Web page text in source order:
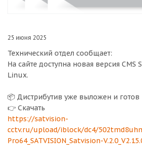
25 июня 2025
Технический отдел сообщает:
На сайте доступна новая версия CMS
Linux.
📦 Дистрибутив уже выложен и готов
👉 Скачать
https://satvision-
cctv.ru/upload/iblock/dc4/
Pro64_SATVISION_Satvision-